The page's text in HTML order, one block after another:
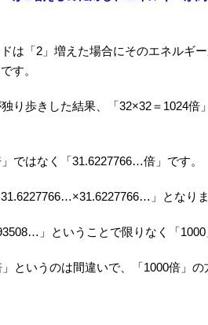
は「2」増えた場合にそのエネルギ
す。
独り歩きした結果、「32×32＝1024倍
ではなく「31.6227766…倍」です。
」となりま
」ということで限りなく「1000
というのは間違いで、「1000倍」